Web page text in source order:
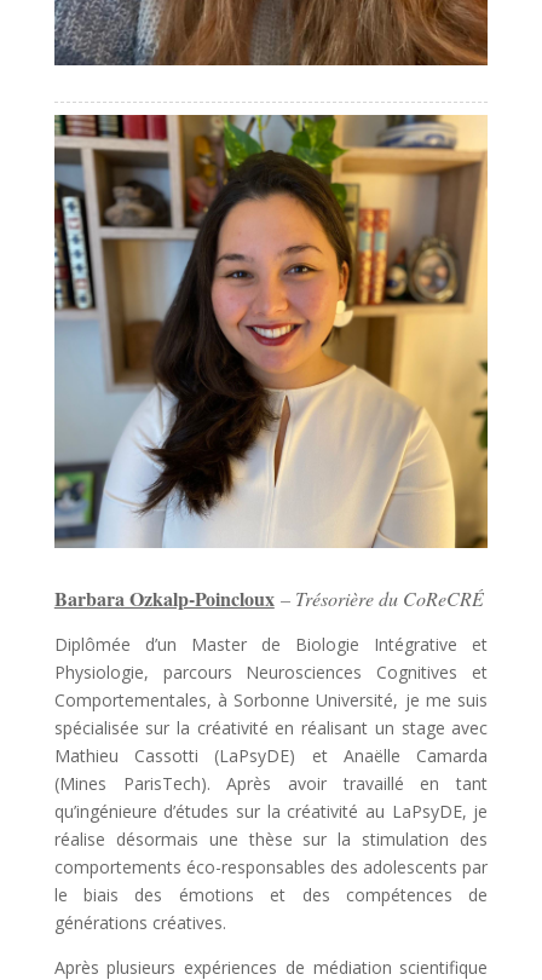
Barbara Ozkalp-Poincloux – Trésorière du CoReCRÉ
Diplômée d’un Master de Biologie Intégrative et
Physiologie, parcours Neurosciences Cognitives et
Comportementales, à Sorbonne Université, je me suis
spécialisée sur la créativité en réalisant un stage avec
Mathieu Cassotti (LaPsyDE) et Anaëlle Camarda
(Mines ParisTech). Après avoir travaillé en tant
qu’ingénieure d’études sur la créativité au LaPsyDE, je
réalise désormais une thèse sur la stimulation des
comportements éco-responsables des adolescents par
le biais des émotions et des compétences de
générations créatives.
Après plusieurs expériences de médiation scientifique